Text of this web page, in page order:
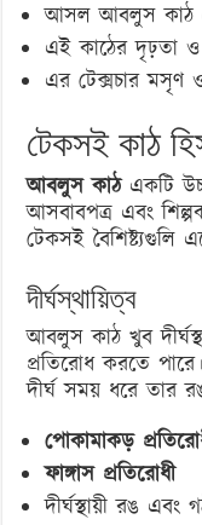
আসল আবলুস কাঠ
এই কাঠের দৃঢ়তা ও
এর টেক্সচার মসৃণ
টেকসই কাঠ
আবলুস কাঠএকটি
আসবাবপত্র এবং
টেকসই বৈশিষ্ট্যগুলি
দীর্ঘস্থায়িত্ব
আবলুস কাঠ খুব
প্রতিরোধ করতে
দীর্ঘ সময় ধরে তার
পোকামাকড়
ফাঙ্গাস প্রতিরোধী
দীর্ঘস্থায়ী রঙ এবং